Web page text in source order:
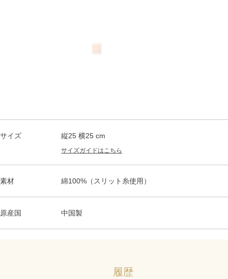
サイズ 縦25 横25 cm
サイズガイドはこちら
素材 綿100%（スリット糸使用）
原産国 中国製
履歴